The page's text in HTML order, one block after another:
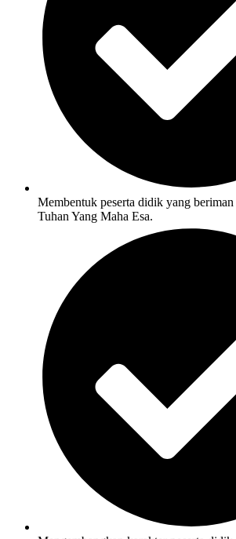
Membentuk peserta didik yang
Tuhan Yang Maha Esa.